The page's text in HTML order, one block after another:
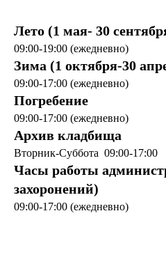
Лето (1 мая- 30
09:00-19:00 (ежедневно)
Зима (1 октября-30
09:00-17:00 (ежедневно)
Погребение
09:00-17:00 (ежедневно)
Архив кладбища
Вторник-Суббота 09:00-17:00
Часы работы
захоронений)
09:00-17:00 (ежедневно)